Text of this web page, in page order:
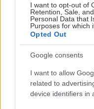
I want to opt-out of
Retention, Sale,
Personal Data that
Purposes for which
Opted Out
Google consents
I want to allow
related to
device identifiers in